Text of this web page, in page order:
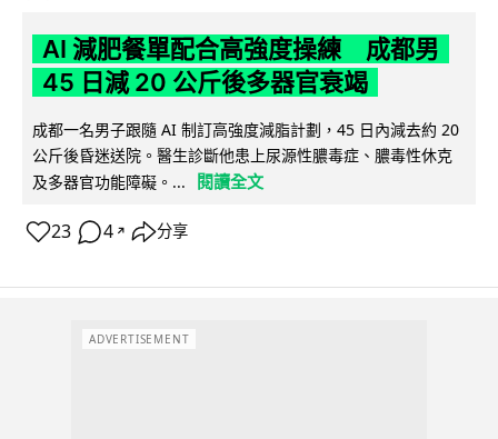
AI 減肥餐單配合高強度操練 成都男
45 日減 20 公斤後多器官衰竭
成都一名男子跟隨 AI 制訂高強度減脂計劃，45 日內減去約 20
公斤後昏迷送院。醫生診斷他患上尿源性膿毒症、膿毒性休克
及多器官功能障礙。...
閱讀全文
23 4 ↗ 分享
ADVERTISEMENT